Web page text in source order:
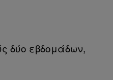
δύο εβδομάδων,